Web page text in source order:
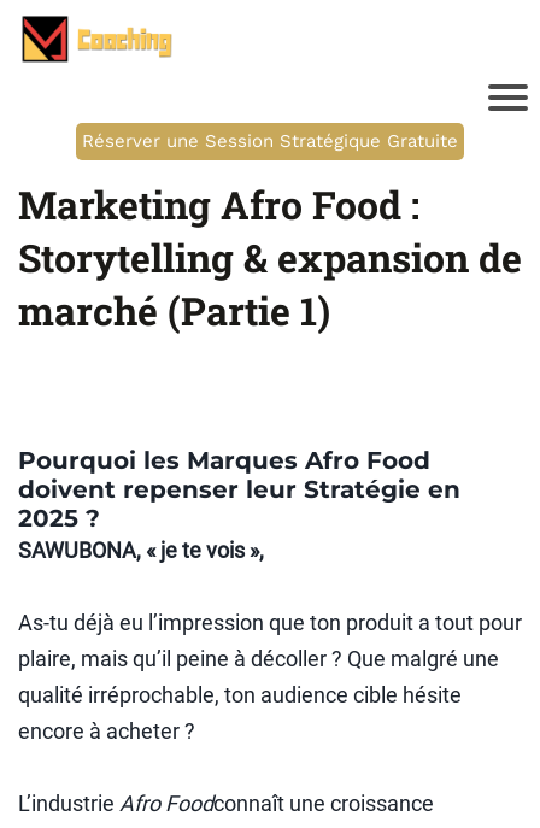
Réserver une Session Stratégique Gratuite
Marketing Afro Food :
Storytelling & expansion de
marché (Partie 1)
Pourquoi les Marques Afro Food
doivent repenser leur Stratégie en
2025 ?
SAWUBONA, « je te vois »,
As-tu déjà eu l’impression que ton produit a tout pour
plaire, mais qu’il peine à décoller ? Que malgré une
qualité irréprochable, ton audience cible hésite
encore à acheter ?
L’industrie Afro Foodconnaît une croissance